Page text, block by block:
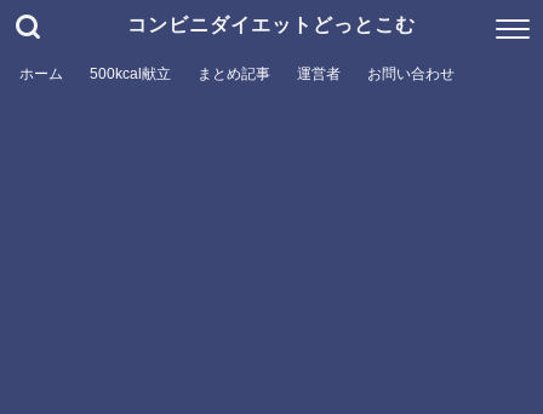
コンビニダイエットどっとこむ
ホーム 500kcal献立 まとめ記事 運営者 お問い合わせ